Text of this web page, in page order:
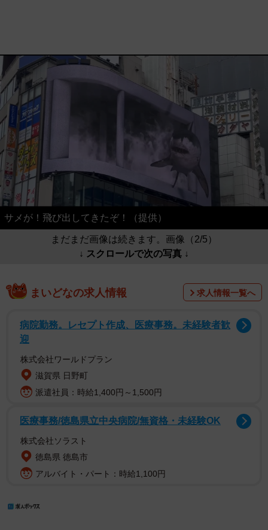
サメが！飛び出してきたぞ！（提供）
まだまだ画像は続きます。画像（2/5）
↓ スクロールで次の写真 ↓
まいどなの求人情報 求人情報一覧へ
病院勤務。レセプト作成、医療事務。未経験者歓
迎
株式会社ワールドプラン
滋賀県 日野町
派遣社員：時給1,400円～1,500円
医療事務/徳島県立中央病院/無資格・未経験OK
株式会社ソラスト
徳島県 徳島市
アルバイト・パート：時給1,100円